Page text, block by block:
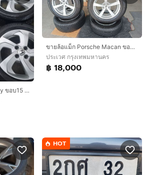
ขายแม็ก​เดิม​ Honda​ City ขอบ15 เดิมๆไม่เคยซ่อมหรือทำสี​ มีรอยนิดหน่อย​พร้อมยาง​ Bridgestone Ecopia ep300​ 185 60 15 ปลายปี21 ชุด4วง​ 2800​บ
ขายล้อแม็ก Porsche Macan ขอบ 18 พร้อมยางสภาพสวย ไม่เคยทำสี ราคา 18,000.- สนใจติดต่อ 0816114094
ประเวศ กรุงเทพมหานคร
฿ 18,000
HOT